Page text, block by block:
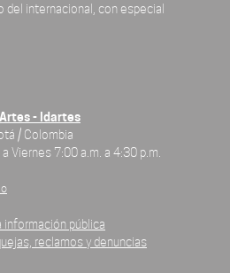
internacional, con especial
- Idartes
/ Colombia
Viernes 7:00 a.m. a 4:30 p.m.
información pública
reclamos y denuncias